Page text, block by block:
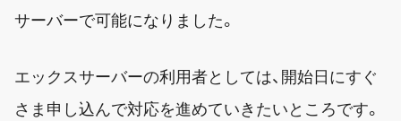
サーバーで可能になりました。
エックスサーバーの利用者としては、開始日にすぐ
さま申し込んで対応を進めていきたいところです。